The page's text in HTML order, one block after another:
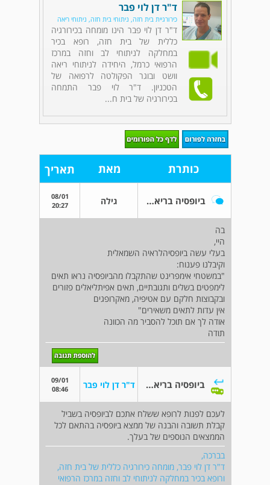
ד"ר דן לוי פבר
כירורגיית בית חזה, ניתוחי בית חזה, ניתוחי ריאה
ד"ר דן לוי פבר הינו מומחה בכירורגיה
כללית של בית חזה, רופא בכיר
במחלקה לניתוחי לב וחזה במרכז
הרפואי כרמל, היחידה לניתוחי ריאה
וושט ובוגר הפקולטה לרפואה של
הטכניון. ד"ר לוי פבר התמחה
בכירורגיה של בית ח...
כותרת מאת תאריך
ביופסיה בריאה השמאלית גילה
08/01
20:27
בה
היי,
בעלי עשה ביופסיהלראיה השמאלית
וקיבלנו פענוח:
"במשטחי אימפרינט שהתקבלו מהביופסיה נראו תאים
לימפטים בשלים ותגובתיים, תאים אפיתליאלים פזורים
ובקבוצות חלקם עם אטיפיה, מאקרופגים
אין עדות לתאים משאירים"
אודה לך אם תוכל להסביר מה הכוונה
תודה
ביופסיה בריאה השמאלית ד"ר דן לוי פבר
09/01
08:46
לעכם לפנות לרופא ששלח אתכם לביופסיה בשביל
קבלת תשובה והבנה של ממצא ביופסיה בהתאם לכל
הממצאים הנוספים של בעלך.
בברכה,
ד"ר דן לוי פבר, מומחה כירורגיה כללית של בית חזה,
ורופא בכיר במחלקה לניתוחי לב וחזה במרכז הרפואי